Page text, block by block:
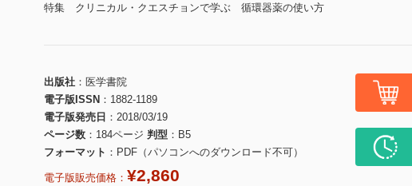
特集 クリニカル・クエスチョンで学ぶ 循環器薬の使い方
出版社
医学書院
電子版ISSN
1882-1189
電子版発売日
2018/03/19
ページ数
184ページ 判型
B5
フォーマット
PDF（パソコンへのダウンロード不可）
電子版販売価格： ¥2,860